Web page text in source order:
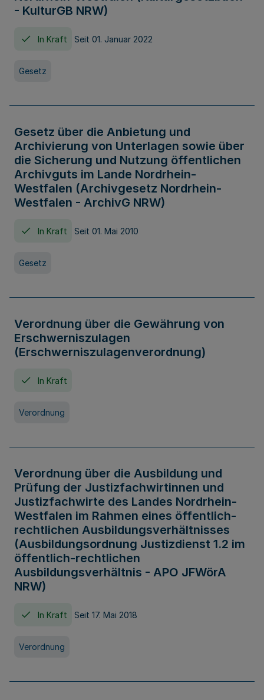
- KulturGB NRW)
In Kraft Seit 01. Januar 2022
Gesetz
Gesetz über die Anbietung und
Archivierung von Unterlagen sowie über
die Sicherung und Nutzung öffentlichen
Archivguts im Lande Nordrhein-
Westfalen (Archivgesetz Nordrhein-
Westfalen - ArchivG NRW)
In Kraft Seit 01. Mai 2010
Gesetz
Verordnung über die Gewährung von
Erschwerniszulagen
(Erschwerniszulagenverordnung)
In Kraft
Verordnung
Verordnung über die Ausbildung und
Prüfung der Justizfachwirtinnen und
Justizfachwirte des Landes Nordrhein-
Westfalen im Rahmen eines öffentlich-
rechtlichen Ausbildungsverhältnisses
(Ausbildungsordnung Justizdienst 1.2 im
öffentlich-rechtlichen
Ausbildungsverhältnis - APO JFWörA
NRW)
In Kraft Seit 17. Mai 2018
Verordnung